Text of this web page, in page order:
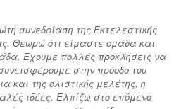
συνεδρίαση της Εκτελεστικής
Θεωρώ ότι είμαστε ομάδα και
Έχουμε πολλές προκλήσεις να
στην πρόοδο του
και της ολιστικής μελέτης, η
ιδέες. Ελπίζω στο επόμενο